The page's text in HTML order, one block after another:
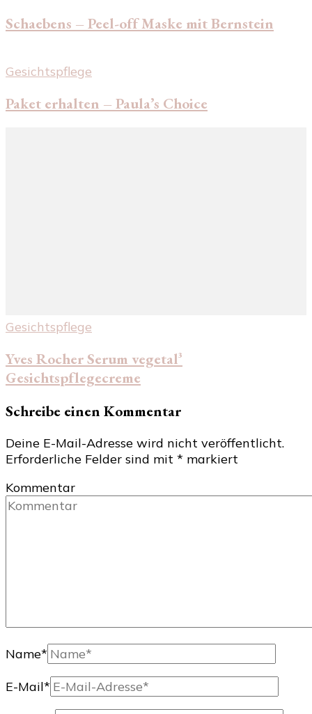
Schaebens – Peel-off Maske mit Bernstein
Gesichtspflege
Paket erhalten – Paula’s Choice
Gesichtspflege
Yves Rocher Serum vegetal³
Gesichtspflegecreme
Schreibe einen Kommentar
Deine E-Mail-Adresse wird nicht veröffentlicht.
Erforderliche Felder sind mit * markiert
Kommentar
Name*
E-Mail*